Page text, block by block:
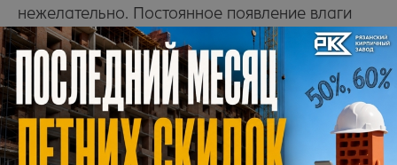
нежелательно. Постоянное появление влаги
внутри приведет к образованию плесени.
Тип грунта на участке помогут установить
специалисты, поэтому не отказывайтесь
от геодезических изысканий.
Какой кирпич лучше использовать